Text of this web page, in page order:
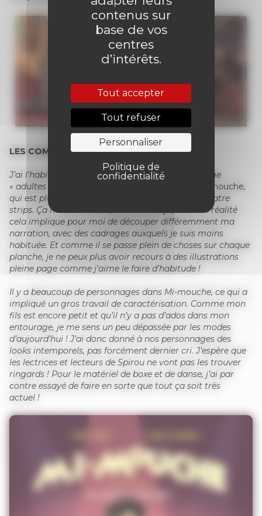
contenus sur
base de vos
centres
d’intérêts.
Tout accepter
Tout refuser
Personnaliser
Politique de
confidentialité
LES COMBATS DE CAROLE MAUREL
J’ai l’habitude de travailler sur des formats de page
« adultes », c’est-à-dire avec trois strips. Pour
Mi-mouche,
qui est plutôt un format
franco-belge », il y a quatre
strips. Ça n’a l’air de rien, dit comme ça, mais en réalité
cela implique pour moi de découper différemment ma
narration, avec des cadrages auxquels je suis moins
habituée. Et comme il se passe plein de choses sur chaque
planche, je ne peux plus avoir recours à des illustrations
pleine page comme j’aime le faire d’habitude !
Il y a beaucoup de personnages dans Mi-mouche, ce qui a
impliqué un gros travail de caractérisation. Comme mon
fils est encore petit et qu’il n’y a pas d’ados dans mon
entourage, je me sens un peu dépassée par les modes
d’aujourd’hui ! J’ai donc donné à nos personnages des
looks intemporels, pas forcément dernier cri. J’espère que
les lectrices et lecteurs de Spirou ne vont pas les trouver
ringards ! Pour le matériel de boxe et de danse, j’ai par
contre essayé de faire en sorte que tout ça soit très
actuel !